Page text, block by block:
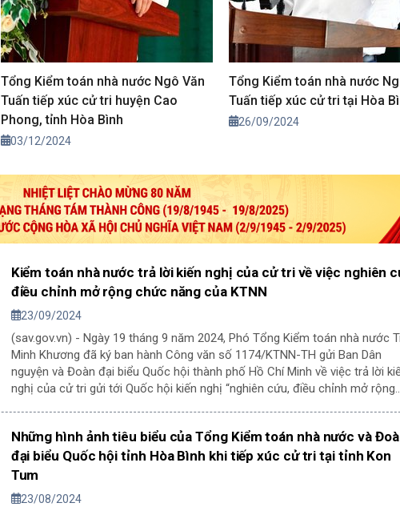
Tổng Kiểm toán nhà nước Ngô Văn
Tuấn tiếp xúc cử tri huyện Cao
Phong, tỉnh Hòa Bình
03/12/2024
Tổng Kiểm toán nhà nước
Tuấn tiếp xúc cử tri tại Hòa
26/09/2024
Kiểm toán nhà nước trả lời kiến nghị của cử tri về việc nghiên
điều chỉnh mở rộng chức năng của KTNN
23/09/2024
(sav.gov.vn) - Ngày 19 tháng 9 năm 2024, Phó Tổng Kiểm toán nhà nước
Minh Khương đã ký ban hành Công văn số 1174/KTNN-TH gửi Ban Dân
nguyện và Đoàn đại biểu Quốc hội thành phố Hồ Chí Minh về việc trả lời
nghị của cử tri gửi tới Quốc hội kiến nghị “nghiên cứu, điều chỉnh mở rộng
mại cổ phần Sài Gòn (SCB), từ đó xây dựng nền tài chính lành mạnh”.
Những hình ảnh tiêu biểu của Tổng Kiểm toán nhà nước và
đại biểu Quốc hội tỉnh Hòa Bình khi tiếp xúc cử tri tại tỉnh Kon
Tum
23/08/2024